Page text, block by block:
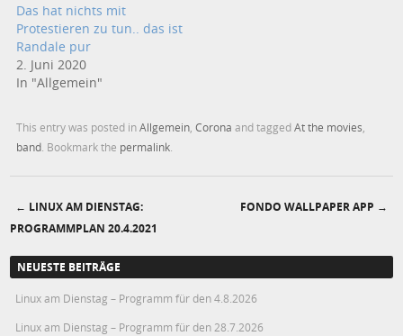
Das hat nichts mit
Protestieren zu tun.. das ist
Randale pur
2. Juni 2020
In "Allgemein"
This entry was posted inAllgemein ,Corona and taggedAt the movies
band . Bookmark the permalink
Post navigation
← LINUX AM DIENSTAG:
PROGRAMMPLAN 20.4.2021
FONDO WALLPAPER APP →
NEUESTE BEITRÄGE
Linux am Dienstag – Programm für den 4.8.2026
Linux am Dienstag – Programm für den 28.7.2026